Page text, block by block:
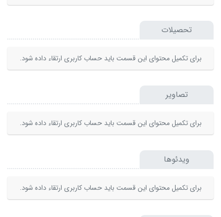
تحصیلات
برای تکمیل محتوای این قسمت باید حساب کاربری ارتقاء داده شود.
تصاویر
برای تکمیل محتوای این قسمت باید حساب کاربری ارتقاء داده شود.
ویدئوها
برای تکمیل محتوای این قسمت باید حساب کاربری ارتقاء داده شود.